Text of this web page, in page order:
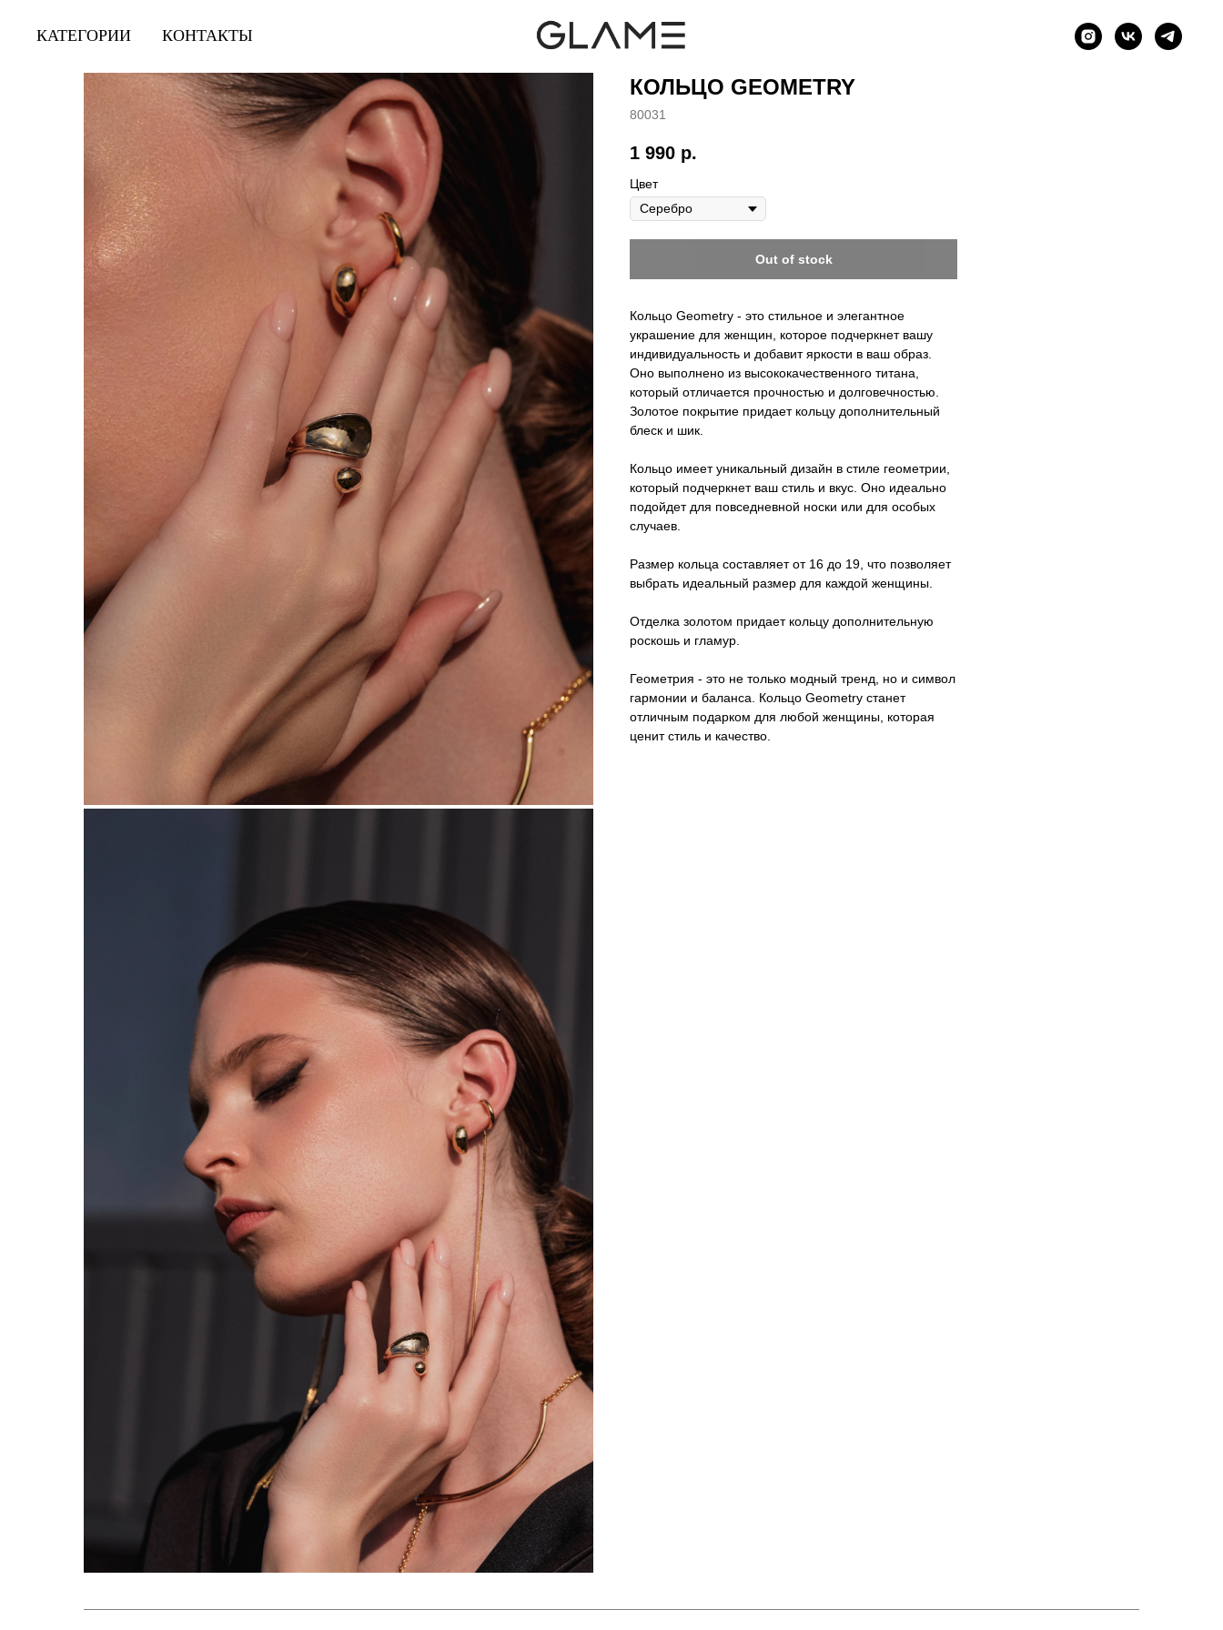
КАТЕГОРИИ КОНТАКТЫ
КОЛЬЦО GEOMETRY
80031
1 990 р.
Цвет
Out of stock
Кольцо Geometry - это стильное и элегантное
украшение для женщин, которое подчеркнет вашу
индивидуальность и добавит яркости в ваш образ.
Оно выполнено из высококачественного титана,
который отличается прочностью и долговечностью.
Золотое покрытие придает кольцу дополнительный
блеск и шик.
Кольцо имеет уникальный дизайн в стиле геометрии,
который подчеркнет ваш стиль и вкус. Оно идеально
подойдет для повседневной носки или для особых
случаев.
Размер кольца составляет от 16 до 19, что позволяет
выбрать идеальный размер для каждой женщины.
Отделка золотом придает кольцу дополнительную
роскошь и гламур.
Геометрия - это не только модный тренд, но и символ
гармонии и баланса. Кольцо Geometry станет
отличным подарком для любой женщины, которая
ценит стиль и качество.